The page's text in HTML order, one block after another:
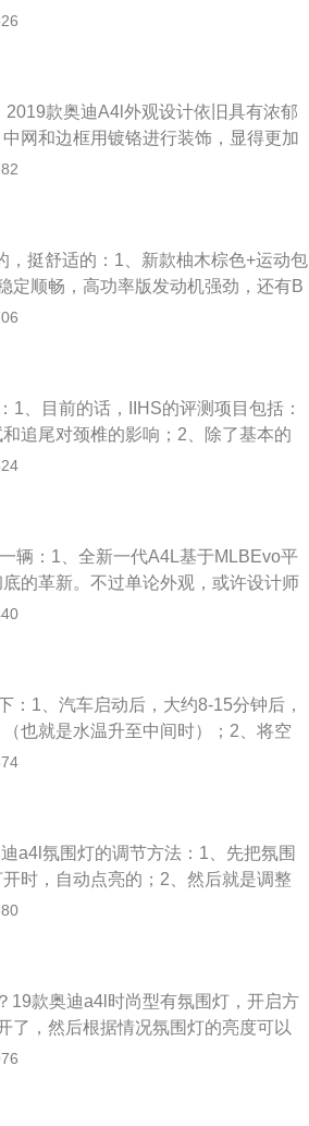
，40TFSI和45TFSI来表示，中低配
各项参数都比较优秀，没有明显的短
车型，整体改变不大，内饰配置得到
1.4T车型，裸车价28.68万，现价优惠
6.23万出售，实际裸车为23.85万，时
实际裸车26.75万起步，真的是挺划
款奥迪A4l外观设计依旧具有浓郁
网和边框用镀铬进行装饰，显得更加
源，点亮后很漂亮。车身线条简洁流
但在不少细节处有所调整，看起来更
晶仪表盘和中控大屏都很出色，此外
钥匙进入等，逼格满满；3、动力方
放标准的车型，其中国V排放版本的入
动机，最大功率150马力，而国VI排
将继续搭载2.0T发动机，最大功率分
发动机匹配的是7速双离合变速箱，4
挺舒适的：1、新款柚木棕色+运动包
定顺畅，高功率版发动机强劲，还有B
比很高；2、无论直线变线弯道还是下
；3、另外，奥迪的舒适性非常好，
面和长途简直是折磨，特别是后排，
所以选A4Quattro四驱版，因为比较低
1、目前的话，IIHS的评测项目包括：
追尾对颈椎的影响；2、除了基本的
，比如会进行车辆的对撞来评测安全
与国内碰撞测试（如C-NCAP）不同的
果厂家有要求，可以对选装后的高配
公布。所以这么来看的话，IIHS所公
有可信度的。
辆：1、全新一代A4L基于MLBEvo平
的革新。不过单论外观，或许设计师
不是很强，主要的改变来自灯组。哦
棒；2、换代后的全新A4L在长、宽两
版，不过轴距上，全新A4L倒是没有
88mm，加长之后为2908mm，甚至
分别为4818*1843*1432mm，轴距达
全新的外观套件和焕然一新的轮毂。
轮毂造型看上去更简洁大气，配上凶
：1、汽车启动后，大约8-15分钟后，
也就是水温升至中间时）；2、将空
模式，有的车为红色区域，有的车
合挡位，调整出风口风；6、暖风吹
向前吹风。
a4l氛围灯的调节方法：1、先把氛围
时，自动点亮的；2、然后就是调整
键），按CAR键，选择屏幕右下角的
灯具，通常为红色、蓝色、绿色等，
围，营造车内氛围。
19款奥迪a4l时尚型有氛围灯，开启方
了，然后根据情况氛围灯的亮度可以
仪表台上有个调整按钮，这种现象的
传感器试试，费用大概在一百多块左